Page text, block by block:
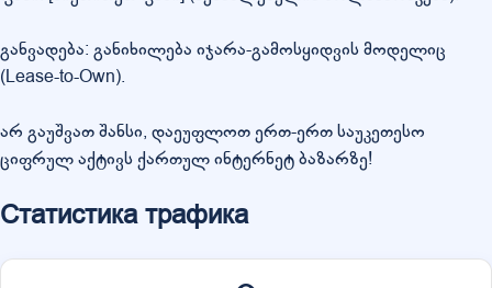
განვადება: განიხილება იჯარა-გამოსყიდვის მოდელიც
(Lease-to-Own).
არ გაუშვათ შანსი, დაეუფლოთ ერთ-ერთ საუკეთესო
ციფრულ აქტივს ქართულ ინტერნეტ ბაზარზე!
Статистика трафика